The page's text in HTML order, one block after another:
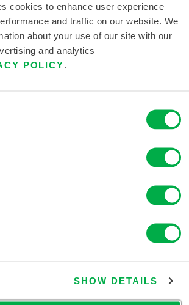
cookies to enhance user experience
and traffic on our website. We
about your use of our site with our
and analytics
POLICY
SHOW DETAILS
所在的区域销售。您可以在页面顶部更